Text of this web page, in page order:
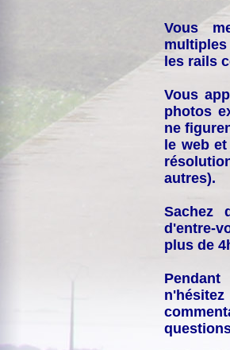
Vous
les rails
Vous
photos
ne
le web
autres).
Sachez
d'entre-
plus de